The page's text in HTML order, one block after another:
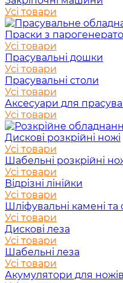
Усі товари
Праски з
Усі товари
Прасувальні дошки
Усі товари
Прасувальні столи
Усі товари
Аксесуари для
Усі товари
Дискові розкрійні ножі
Усі товари
Шабельні розкрійні
Усі товари
Відрізні лінійки
Усі товари
Шліфувальні камені та
Усі товари
Дискові леза
Усі товари
Шабельні леза
Усі товари
Акумулятори для ножів